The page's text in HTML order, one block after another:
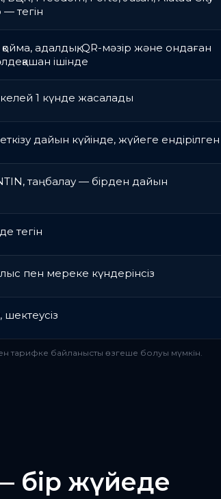
тегін
адалдық, QR-мәзір және ондаған
ішінде
1 күнде жасалады
дайын күйінде, жүйеге ендірілген
таңбалау — бірден дайын
тегін
пен мереке күндерінсіз
шектеусіз
тарифке байланысты өзгеше болуы мүмкін.
бір жүйеде